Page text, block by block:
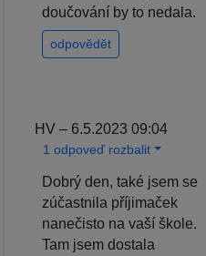
doučování by to nedala.
odpovědět
HV – 6.5.2023 09:04
1 odpoveď rozbalit
Dobrý den, také jsem se
zúčastnila příjimaček
nanečisto na vaší škole.
Tam jsem dostala